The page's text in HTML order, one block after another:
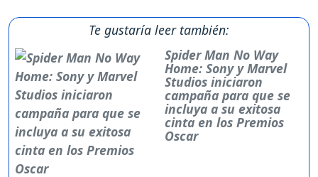
Te gustaría leer también:
Spider Man No Way
Home: Sony y Marvel
Studios iniciaron
campaña para que se
incluya a su exitosa
cinta en los Premios
Oscar